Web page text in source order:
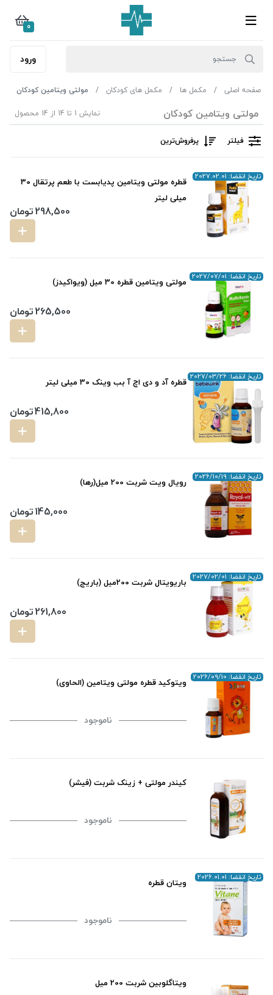
0
ورود
صفحه اصلی مکمل ها مکمل های کودکان مولتی ویتامین کودکان
مولتی ویتامین کودکان نمایش 1 تا 14 از 14 محصول
فیلتر پرفروش‌ترین‌
تاریخ انقضا: 2027.02.01
قطره مولتی ویتامین پدیابست با طعم پرتقال 30
میلی لیتر
298,500تومان
تاریخ انقضا: 2027/07/01 مولتی ویتامین قطره 30 میل (ویواکیدز)
265,500تومان
تاریخ انقضا: 2027/03/26 قطره آد و دی اچ آ بب وینک 30 میلی لیتر
415,800تومان
تاریخ انقضا: 2026/10/19 رویال ویت شربت 200 میل(رها)
145,000تومان
تاریخ انقضا: 2027/02/01 باریویتال شربت 200میل (باریج)
261,800تومان
تاریخ انقضا: 2026/09/10 ویتوکید قطره مولتی ویتامین (الحاوی)
ناموجود
کیندر مولتی + زینک شربت (فیشر)
ناموجود
تاریخ انقضا: 2026.01.01 ویتان قطره
ناموجود
ویتاگلوبین شربت 200 میل